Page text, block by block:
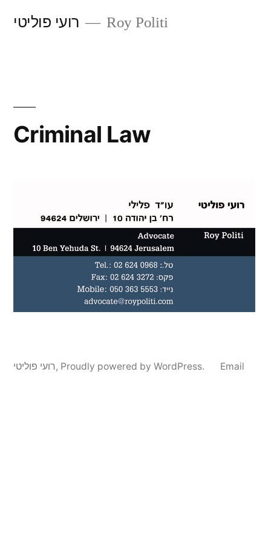
רועי פוליטי Roy Politi
Criminal Law
רועי פוליטי, Proudly powered by WordPress. Email